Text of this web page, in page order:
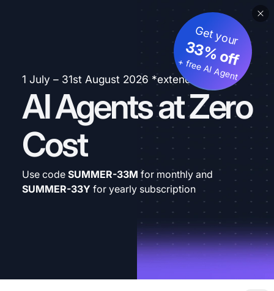
1 July – 31st August 2026 *extended
AI Agents at Zero
Cost
Get your
33% off
+ free AI Agent
Use code SUMMER-33M for monthly and
SUMMER-33Y for yearly subscription